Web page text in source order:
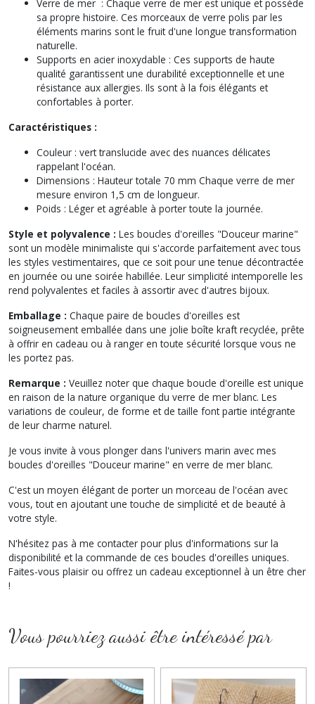
Verre de mer : Chaque verre de mer est unique et possède
sa propre histoire. Ces morceaux de verre polis par les
éléments marins sont le fruit d'une longue transformation
naturelle.
Supports en acier inoxydable : Ces supports de haute
qualité garantissent une durabilité exceptionnelle et une
résistance aux allergies. Ils sont à la fois élégants et
confortables à porter.
Caractéristiques :
Couleur : vert translucide avec des nuances délicates
rappelant l'océan.
Dimensions : Hauteur totale 70 mm Chaque verre de mer
mesure environ 1,5 cm de longueur.
Poids : Léger et agréable à porter toute la journée.
Style et polyvalence : Les boucles d'oreilles "Douceur marine"
sont un modèle minimaliste qui s'accorde parfaitement avec tous
les styles vestimentaires, que ce soit pour une tenue décontractée
en journée ou une soirée habillée. Leur simplicité intemporelle les
rend polyvalentes et faciles à assortir avec d'autres bijoux.
Emballage : Chaque paire de boucles d'oreilles est
soigneusement emballée dans une jolie boîte kraft recyclée, prête
à offrir en cadeau ou à ranger en toute sécurité lorsque vous ne
les portez pas.
Remarque : Veuillez noter que chaque boucle d'oreille est unique
en raison de la nature organique du verre de mer blanc. Les
variations de couleur, de forme et de taille font partie intégrante
de leur charme naturel.
Je vous invite à vous plonger dans l'univers marin avec mes
boucles d'oreilles "Douceur marine" en verre de mer blanc.
C'est un moyen élégant de porter un morceau de l'océan avec
vous, tout en ajoutant une touche de simplicité et de beauté à
votre style.
N'hésitez pas à me contacter pour plus d'informations sur la
disponibilité et la commande de ces boucles d'oreilles uniques.
Faites-vous plaisir ou offrez un cadeau exceptionnel à un être cher
!
Vous pourriez aussi être intéressé par